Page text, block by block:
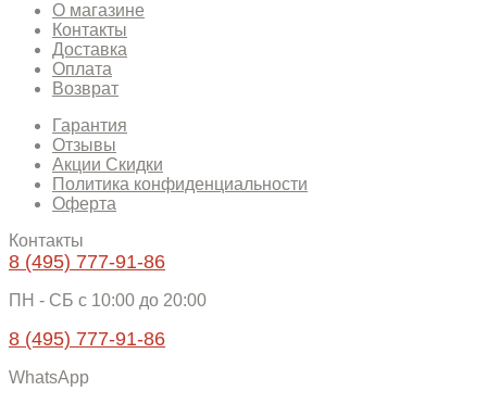
О магазине
Контакты
Доставка
Оплата
Возврат
Гарантия
Отзывы
Акции Скидки
Политика конфиденциальности
Оферта
Контакты
8 (495) 777-91-86
ПН - СБ c 10:00 до 20:00
8 (495) 777-91-86
WhatsApp